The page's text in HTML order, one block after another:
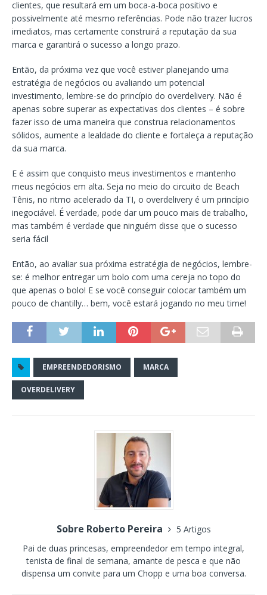
clientes, que resultará em um boca-a-boca positivo e
possivelmente até mesmo referências. Pode não trazer lucros
imediatos, mas certamente construirá a reputação da sua
marca e garantirá o sucesso a longo prazo.
Então, da próxima vez que você estiver planejando uma
estratégia de negócios ou avaliando um potencial
investimento, lembre-se do princípio do overdelivery. Não é
apenas sobre superar as expectativas dos clientes – é sobre
fazer isso de uma maneira que construa relacionamentos
sólidos, aumente a lealdade do cliente e fortaleça a reputação
da sua marca.
E é assim que conquisto meus investimentos e mantenho
meus negócios em alta. Seja no meio do circuito de Beach
Tênis, no ritmo acelerado da TI, o overdelivery é um princípio
inegociável. É verdade, pode dar um pouco mais de trabalho,
mas também é verdade que ninguém disse que o sucesso
seria fácil
Então, ao avaliar sua próxima estratégia de negócios, lembre-
se: é melhor entregar um bolo com uma cereja no topo do
que apenas o bolo! E se você conseguir colocar também um
pouco de chantilly… bem, você estará jogando no meu time!
EMPREENDEDORISMO MARCA
OVERDELIVERY
Sobre Roberto Pereira
5 Artigos
Pai de duas princesas, empreendedor em tempo integral,
tenista de final de semana, amante de pesca e que não
dispensa um convite para um Chopp e uma boa conversa.